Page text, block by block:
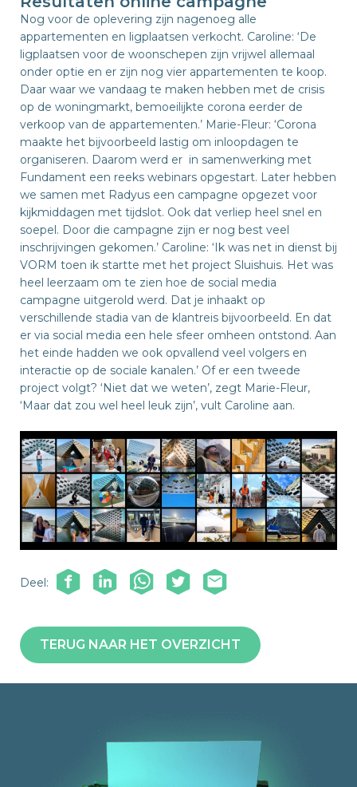
Nog voor de oplevering zijn nagenoeg alle
appartementen en ligplaatsen verkocht. Caroline: ‘De
ligplaatsen voor de woonschepen zijn vrijwel allemaal
onder optie en er zijn nog vier appartementen te koop.
Daar waar we vandaag te maken hebben met de crisis
op de woningmarkt, bemoeilijkte corona eerder de
verkoop van de appartementen.’ Marie-Fleur: ‘Corona
maakte het bijvoorbeeld lastig om inloopdagen te
organiseren. Daarom werd er in samenwerking met
Fundament een reeks webinars opgestart. Later hebben
we samen met Radyus een campagne opgezet voor
kijkmiddagen met tijdslot. Ook dat verliep heel snel en
soepel. Door die campagne zijn er nog best veel
inschrijvingen gekomen.’ Caroline: ‘Ik was net in dienst bij
VORM toen ik startte met het project Sluishuis. Het was
heel leerzaam om te zien hoe de social media
campagne uitgerold werd. Dat je inhaakt op
verschillende stadia van de klantreis bijvoorbeeld. En dat
er via social media een hele sfeer omheen ontstond. Aan
het einde hadden we ook opvallend veel volgers en
interactie op de sociale kanalen.’ Of er een tweede
project volgt? ‘Niet dat we weten’, zegt Marie-Fleur,
‘Maar dat zou wel heel leuk zijn’, vult Caroline aan.
Deel:
TERUG NAAR HET OVERZICHT